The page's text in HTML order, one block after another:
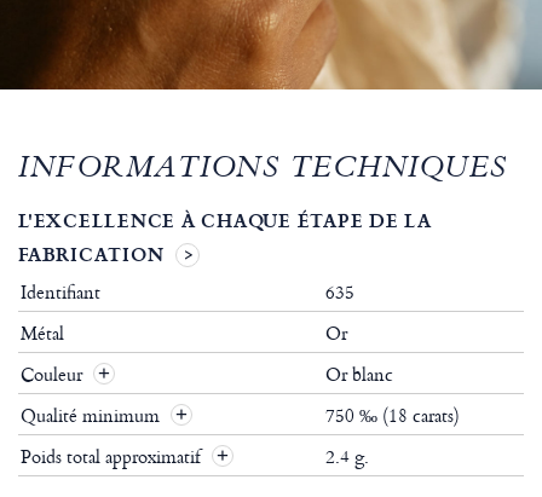
INFORMATIONS TECHNIQUES
L'EXCELLENCE À CHAQUE ÉTAPE DE LA
FABRICATION
Identifiant
635
Métal
Or
Couleur
Or blanc
Qualité minimum
750 ‰ (18 carats)
Poids total approximatif
2.4 g.